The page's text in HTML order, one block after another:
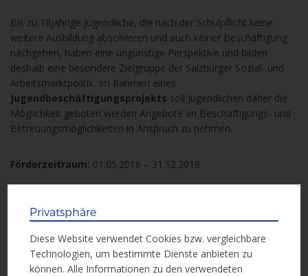
Bis zu 18jährige Jugendliche, die nach der Schulpflicht keine
weitere Ausbildung absolvieren und auch keiner Beschäftigung
nachgehen, haben eine ungünstige Perspektive und bilden
deshalb eine besondere Zielgruppe der Salzburger Sozial- und
Arbeitsmarktpolitik. Im Rahmen eines
Jugendbeschäftigungsprojekts soll Jugendlichen daher die
Möglichkeit geboten werden Angebote an Beschäftigungs- und
Betreuungsmöglichkeiten in Anspruch zu nehmen.
Förderzeitraum: 01.05.2016 – 31.12.2019
Weitere Informationen
Weitere Informationen erhalten Sie in der folgenden Unterlage:
Privatsphäre
Diese Website verwendet Cookies bzw. vergleichbare
Technologien, um bestimmte Dienste anbieten zu
können. Alle Informationen zu den verwendeten